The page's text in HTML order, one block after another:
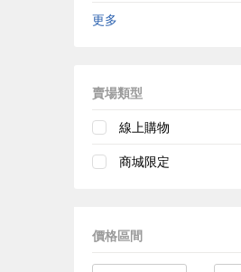
更多
賣場類型
線上購物
商城限定
價格區間